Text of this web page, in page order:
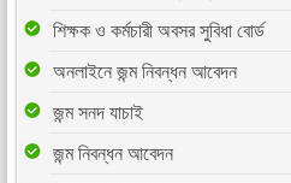
শিক্ষক ও কর্মচারী অবসর সুবিধা বোর্ড
অনলাইনে জন্ম নিবন্ধন আবেদন
জন্ম সনদ যাচাই
জন্ম নিবন্ধন আবেদন